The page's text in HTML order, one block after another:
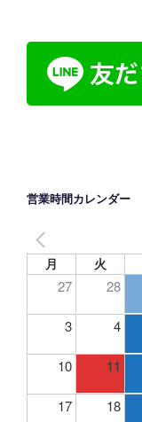
営業時間カレンダー
月 火
27 28
3 4
10 11
17 18